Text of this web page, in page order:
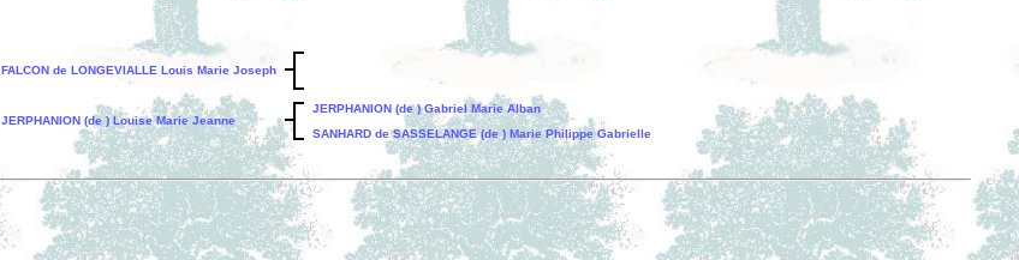
FALCON de LONGEVIALLE Louis Marie Joseph
JERPHANION (de ) Louise Marie Jeanne
JERPHANION (de ) Gabriel Marie Alban
SANHARD de SASSELANGE (de ) Marie Philippe Gabrielle